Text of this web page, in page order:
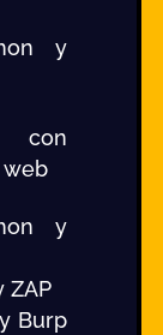
y
con
web
y
ZAP
Burp